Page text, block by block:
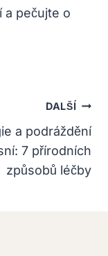
a pečujte o
DALŠÍ
a podráždění
7 přírodních
způsobů léčby